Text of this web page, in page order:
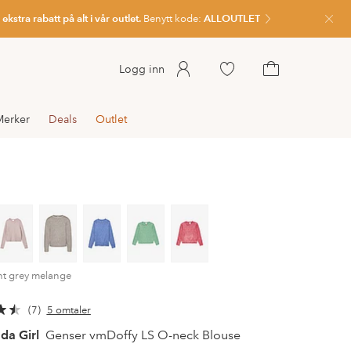
ekstra rabatt på alt i vår outlet. Benytt kode: ALLOUTLET Lukk
Logg inn
Gå
Deals Outlet
grey melange
7 5 omtaler
Girl
Genser vmDoffy LS O-neck Blouse